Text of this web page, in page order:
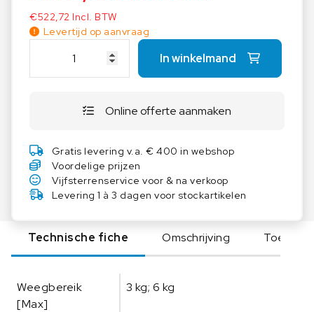
€522,72 Incl. BTW
Levertijd op aanvraag
R
l
w
e
e
s
c
h
a
l
In winkelmand
Online offerte aanmaken
Gratis levering v.a. € 400 in webshop
Voordelige prijzen
Vijfsterrenservice voor & na verkoop
Levering 1 à 3 dagen voor stockartikelen
Technische fiche Omschrijving
Weegbereik
[Max]
3 kg; 6 kg